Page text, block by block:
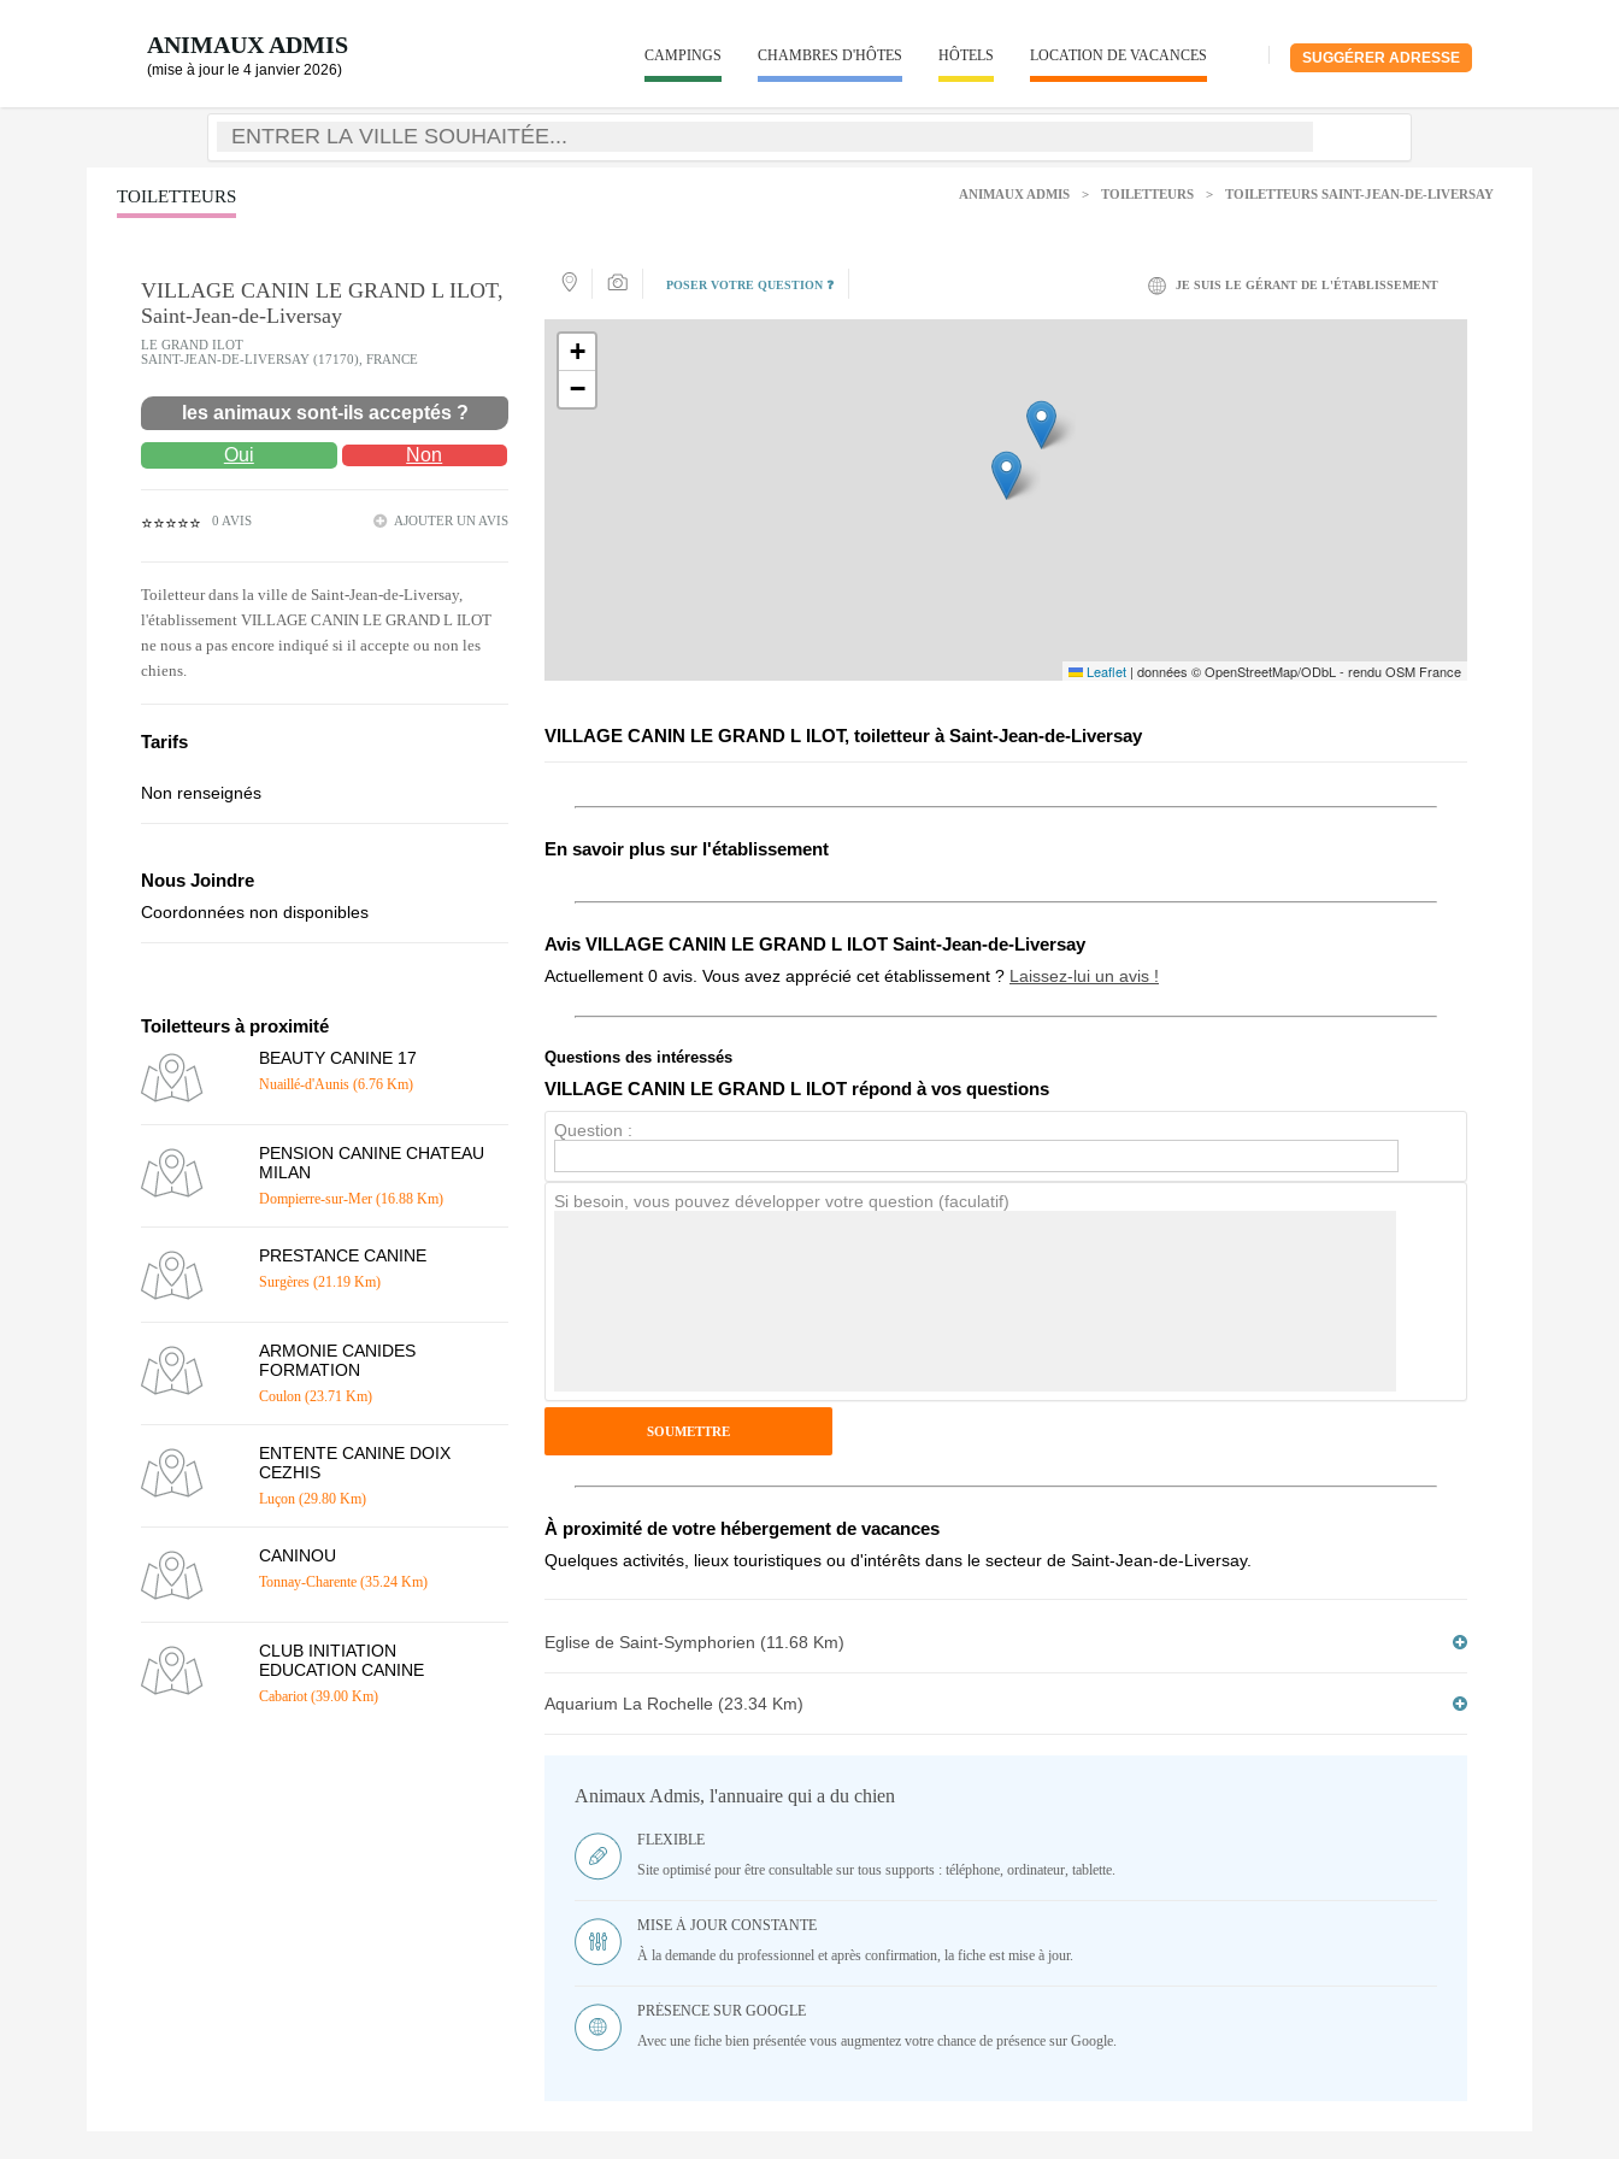
ANIMAUX ADMIS
(mise à jour le 4 janvier 2026)
SUGGÉRER ADRESSE
CAMPINGS CHAMBRES D'HÔTES HÔTELS LOCATION DE VACANCES
TOILETTEURS ANIMAUX ADMIS > TOILETTEURS > TOILETTEURS SAINT-JEAN-DE-LIVERSAY
VILLAGE CANIN LE GRAND L ILOT,
Saint-Jean-de-Liversay
LE GRAND ILOT
SAINT-JEAN-DE-LIVERSAY (17170), FRANCE
les animaux sont-ils acceptés ?
Oui Non
⭐⭐⭐⭐⭐ 0 AVIS AJOUTER UN AVIS
Toiletteur dans la ville de Saint-Jean-de-Liversay,
l'établissement VILLAGE CANIN LE GRAND L ILOT
ne nous a pas encore indiqué si il accepte ou non les
chiens.
Tarifs
Non renseignés
Nous Joindre
Coordonnées non disponibles
Toiletteurs à proximité
BEAUTY CANINE 17
Nuaillé-d'Aunis (6.76 Km)
PENSION CANINE CHATEAU
MILAN
Dompierre-sur-Mer (16.88 Km)
PRESTANCE CANINE
Surgères (21.19 Km)
ARMONIE CANIDES
FORMATION
Coulon (23.71 Km)
ENTENTE CANINE DOIX
CEZHIS
Luçon (29.80 Km)
CANINOU
Tonnay-Charente (35.24 Km)
CLUB INITIATION
EDUCATION CANINE
Cabariot (39.00 Km)
POSER VOTRE QUESTION ❓ JE SUIS LE GÉRANT DE L'ÉTABLISSEMENT
+
−
Leaflet | données © OpenStreetMap/ODbL - rendu OSM France
VILLAGE CANIN LE GRAND L ILOT, toiletteur à Saint-Jean-de-Liversay
En savoir plus sur l'établissement
Avis VILLAGE CANIN LE GRAND L ILOT Saint-Jean-de-Liversay
Actuellement 0 avis. Vous avez apprécié cet établissement ? Laissez-lui un avis !
Note globale
Avis Clients
Antispam - Combien font 7x4 (en chiffres) :
Avis sur l'établissement :
Questions des intéressés
VILLAGE CANIN LE GRAND L ILOT répond à vos questions
Question :
Si besoin, vous pouvez développer votre question (faculatif)
À proximité de votre hébergement de vacances
Quelques activités, lieux touristiques ou d'intérêts dans le secteur de Saint-Jean-de-Liversay.
Eglise de Saint-Symphorien (11.68 Km)
Aquarium La Rochelle (23.34 Km)
Animaux Admis, l'annuaire qui a du chien
FLEXIBLE
Site optimisé pour être consultable sur tous supports : téléphone, ordinateur, tablette.
MISE À JOUR CONSTANTE
À la demande du professionnel et après confirmation, la fiche est mise à jour.
PRÉSENCE SUR GOOGLE
Avec une fiche bien présentée vous augmentez votre chance de présence sur Google.